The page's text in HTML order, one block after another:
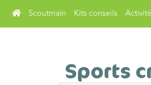
Scoutmain Kits conseils
Sports